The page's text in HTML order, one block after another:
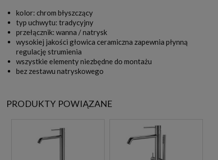
kolor: chrom błyszczący
typ uchwytu: tradycyjny
przełącznik: wanna / natrysk
wysokiej jakości głowica ceramiczna zapewnia płynną
regulację strumienia
wszystkie elementy niezbędne do montażu
bez zestawu natryskowego
PRODUKTY POWIĄZANE